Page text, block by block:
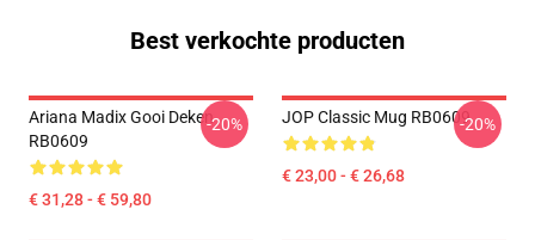
Best verkochte producten
Ariana Madix Gooi Deken
RB0609
€ 31,28 - € 59,80
-20% JOP Classic Mug RB0609
€ 23,00 - € 26,68
-20%